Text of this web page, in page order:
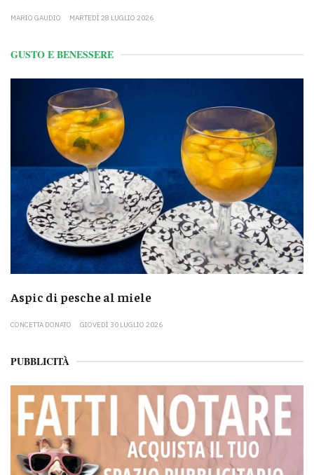
MARIO GAUDIO MARTEDÌ 28 LUGLIO 2026
GUSTO E BENESSERE
Aspic di pesche al miele
CONCETTA DONATO GIOVEDÌ 30 LUGLIO 2026
PUBBLICITÀ